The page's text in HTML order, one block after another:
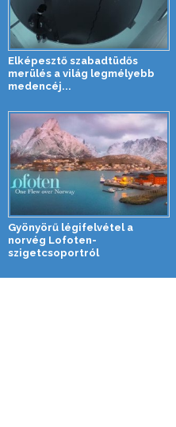
Elképesztő szabadtüdős
merülés a világ legmélyebb
medencéj...
Gyönyörű légifelvétel a
norvég Lofoten-
szigetcsoportról